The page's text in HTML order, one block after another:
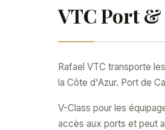
VTC Port
Rafael VTC transporte
la Côte d'Azur. Port de
V-Class pour les
accès aux ports et peut